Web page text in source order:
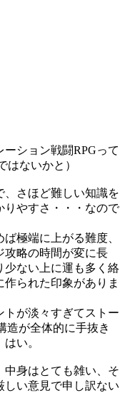
ション戦闘RPGって
はないかと）
、さほど難しい知識を
りやすさ・・・なので
極端に上がる難度、
攻略の時間が変に長
少ない上に運も多く絡
られた印象がありま
トが淡々すぎてストー
造が全体的に手抜き
い。
中身はとても雑い、そ
しい意見で申し訳ない